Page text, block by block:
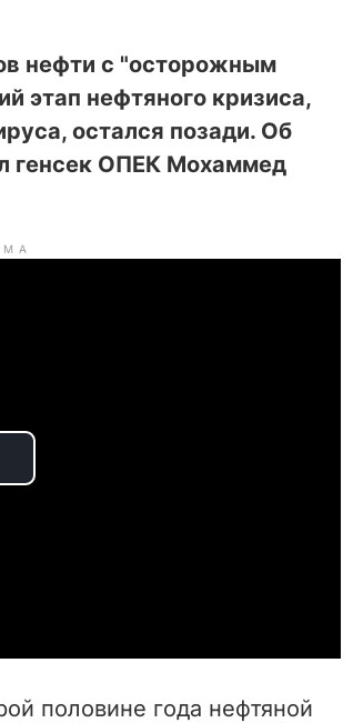
нефти с "осторожным
этап нефтяного кризиса,
остался позади. Об
генсек ОПЕК Мохаммед
половине года нефтяной